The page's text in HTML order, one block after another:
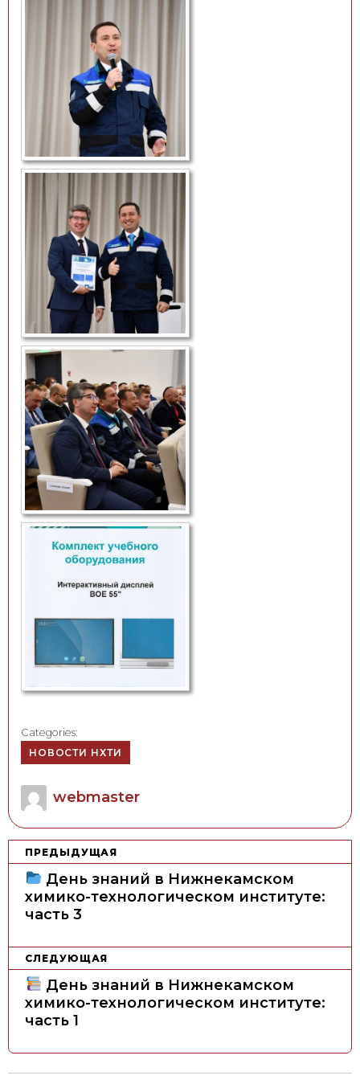
Categories:
НОВОСТИ НХТИ
Author
webmaster
Н
г
а
п
ПРЕДЫДУЩАЯ
День знаний в Нижнекамском
химико-технологическом институте:
часть 3
СЛЕДУЮЩАЯ
День знаний в Нижнекамском
химико-технологическом институте:
часть 1